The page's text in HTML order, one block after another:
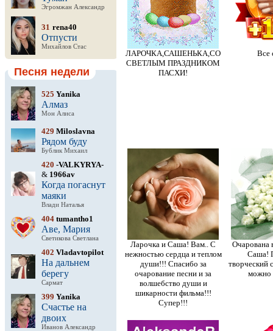
Эгромжан Александр
31 rena40
Отпусти
Михайлов Стас
Песня недели
525 Yanika
Алмаз
Мон Алиса
429 Miloslavna
Рядом буду
Бублик Михаил
420 -VALKYRYA-
& 1966av
Когда погаснут
маяки
Влади Наталья
404 tumantho1
Аве, Мария
Светикова Светлана
402 Vladavtopilot
На дальнем
берегу
Сармат
399 Yanika
Счастье на
двоих
Иванов Александр
ЛАРОЧКА,САШЕНЬКА,СО
СВЕТЛЫМ ПРАЗДНИКОМ
ПАСХИ!
Все
Ларочка и Саша! Вам.. С
нежностью сердца и теплом
души!!! Спасибо за
очарование песни и за
волшебство души и
шикарности фильма!!!
Супер!!!
Очарована
Саша!
творческий
можно